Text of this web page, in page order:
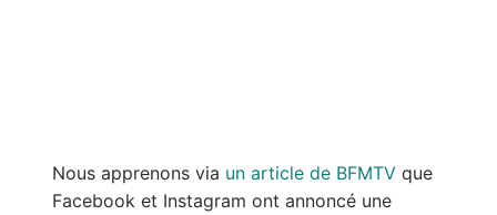
Nous apprenons via un article de BFMTVque
Facebook et Instagram ont annoncé une